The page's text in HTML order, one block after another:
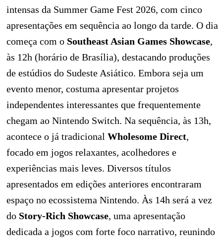
intensas da Summer Game Fest 2026, com cinco
apresentações em sequência ao longo da tarde. O dia
começa com o Southeast Asian Games Showcase,
às 12h (horário de Brasília), destacando produções
de estúdios do Sudeste Asiático. Embora seja um
evento menor, costuma apresentar projetos
independentes interessantes que frequentemente
chegam ao Nintendo Switch. Na sequência, às 13h,
acontece o já tradicional Wholesome Direct,
focado em jogos relaxantes, acolhedores e
experiências mais leves. Diversos títulos
apresentados em edições anteriores encontraram
espaço no ecossistema Nintendo. Às 14h será a vez
do Story-Rich Showcase, uma apresentação
dedicada a jogos com forte foco narrativo, reunindo